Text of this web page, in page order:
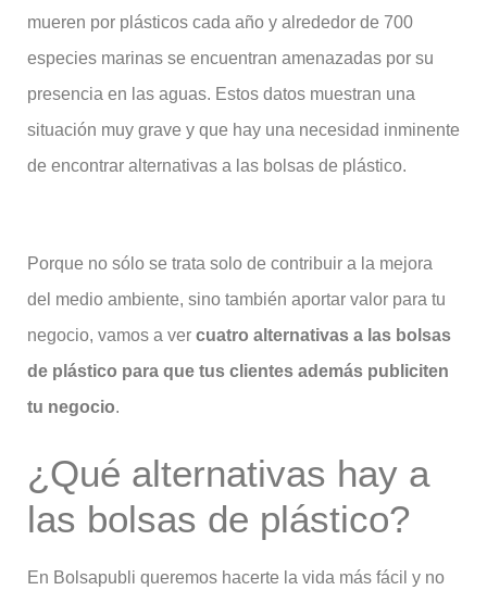
mueren por plásticos cada año y alrededor de 700
especies marinas se encuentran amenazadas por su
presencia en las aguas. Estos datos muestran una
situación muy grave y que hay una necesidad inminente
de encontrar alternativas a las bolsas de plástico.
Porque no sólo se trata solo de contribuir a la mejora
del medio ambiente, sino también aportar valor para tu
negocio, vamos a ver cuatro alternativas a las bolsas
de plástico para que tus clientes además publiciten
tu negocio.
¿Qué alternativas hay a
las bolsas de plástico?
En Bolsapubli queremos hacerte la vida más fácil y no